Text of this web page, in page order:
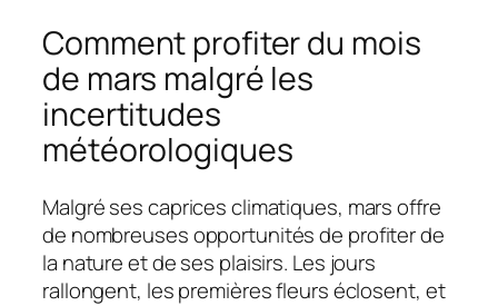
Comment profiter du mois
de mars malgré les
incertitudes
météorologiques
Malgré ses caprices climatiques, mars offre
de nombreuses opportunités de profiter de
la nature et de ses plaisirs. Les jours
rallongent, les premières fleurs éclosent, et